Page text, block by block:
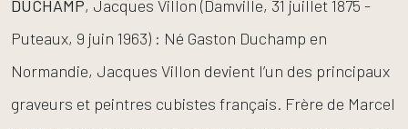
DUCHAMP, Jacques Villon (Damville, 31 juillet 1875 -
Puteaux, 9 juin 1963) : Né Gaston Duchamp en
Normandie, Jacques Villon devient l’un des principaux
graveurs et peintres cubistes français. Frère de Marcel